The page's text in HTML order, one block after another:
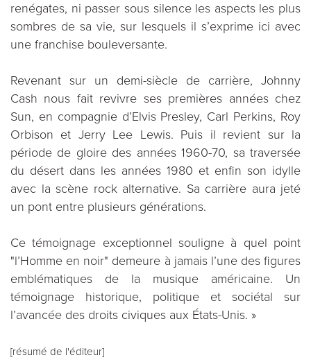
renégates, ni passer sous silence les aspects les plus
sombres de sa vie, sur lesquels il s’exprime ici avec
une franchise bouleversante.
Revenant sur un demi-siècle de carrière, Johnny
Cash nous fait revivre ses premières années chez
Sun, en compagnie d’Elvis Presley, Carl Perkins, Roy
Orbison et Jerry Lee Lewis. Puis il revient sur la
période de gloire des années 1960-70, sa traversée
du désert dans les années 1980 et enfin son idylle
avec la scène rock alternative. Sa carrière aura jeté
un pont entre plusieurs générations.
Ce témoignage exceptionnel souligne à quel point
"l’Homme en noir" demeure à jamais l’une des figures
emblématiques de la musique américaine. Un
témoignage historique, politique et sociétal sur
l’avancée des droits civiques aux États-Unis. »
[résumé de l'éditeur]